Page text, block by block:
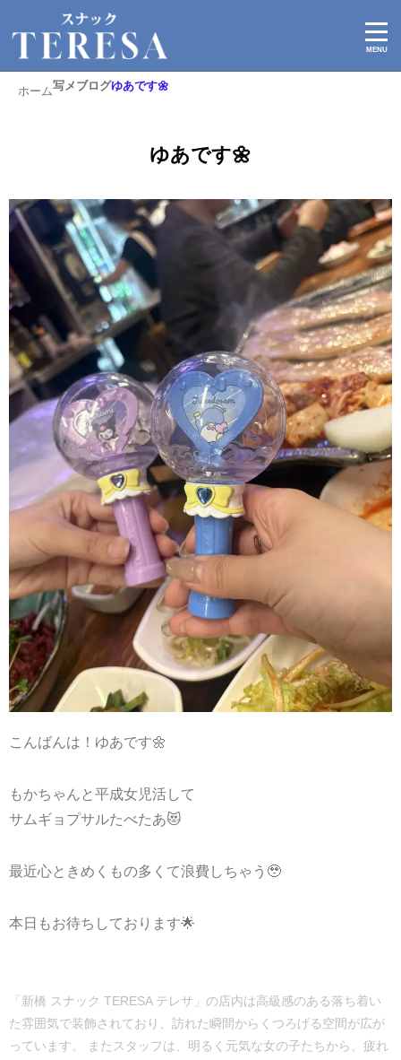
ホーム写メブログゆあです🌼
ゆあです🌼
こんばんは！ゆあです🌼
もかちゃんと平成女児活して
サムギョプサルたべたあ😻
最近心ときめくもの多くて浪費しちゃう🥹
本日もお待ちしております🌟
「新橋 スナック TERESA テレサ」の店内は高級感のある落ち着い
た雰囲気で装飾されており、訪れた瞬間からくつろげる空間が広が
っています。 またスタッフは、明るく元気な女の子たちから、疲れ